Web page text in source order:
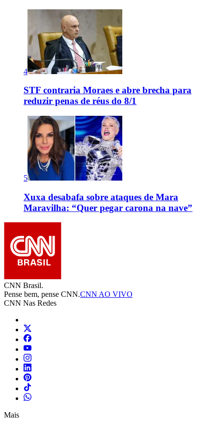
4
STF contraria Moraes e abre brecha para
reduzir penas de réus do 8/1
5
Xuxa desabafa sobre ataques de Mara
Maravilha: “Quer pegar carona na nave”
CNN Brasil.
Pense bem, pense CNN.CNN AO VIVO
CNN Nas Redes
Mais